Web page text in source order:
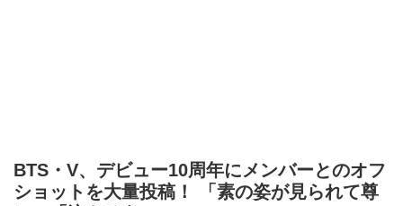
BTS・V、デビュー10周年にメンバーとのオフ
ショットを大量投稿！ 「素の姿が見られて尊